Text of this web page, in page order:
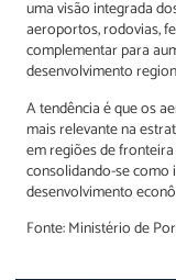
uma visão integrada
aeroportos, rodovias,
complementar para
desenvolvimento
A tendência é que os
mais relevante na
em regiões de
consolidando-se como
desenvolvimento
Fonte: Ministério de